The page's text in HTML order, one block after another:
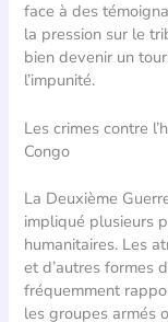
face à des
la pression sur le
bien devenir un
l’impunité.
Les crimes contre
Congo
La Deuxième
impliqué plusieurs
humanitaires. Les
et d’autres formes
fréquemment
les groupes armés